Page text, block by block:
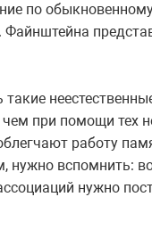
по
Файнштейна
при помощи тех
работу
нужно вспомнить:
нужно